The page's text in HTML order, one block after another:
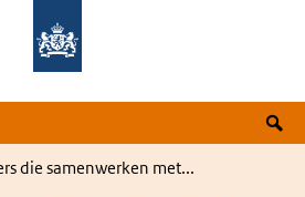
die samenwerken met...